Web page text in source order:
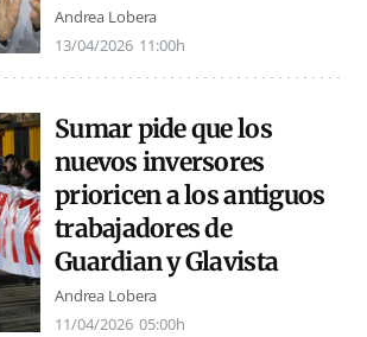
Andrea Lobera
13/04/2026 11:00h
Sumar pide que los
nuevos inversores
prioricen a los antiguos
trabajadores de
Guardian y Glavista
Andrea Lobera
11/04/2026 05:00h